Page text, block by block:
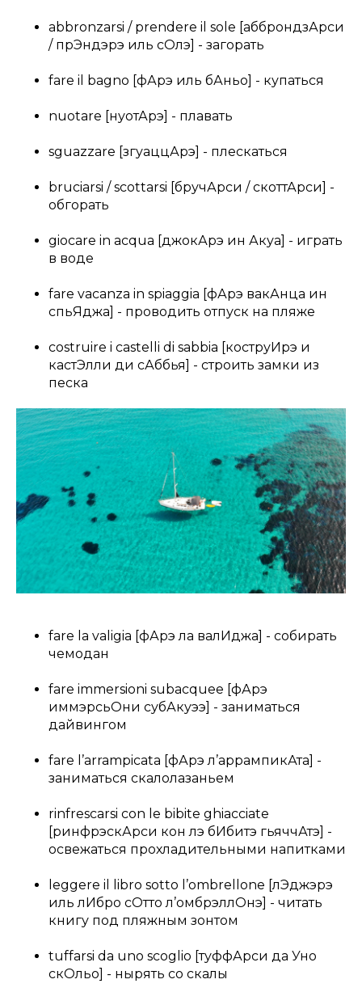
abbronzarsi / prendere il sole [абброндзАрси
/ прЭндэрэ иль сОлэ] - загорать
fare il bagno [фАрэ иль бАньо] - купаться
nuotare [нуотАрэ] - плавать
sguazzare [згуаццАрэ] - плескаться
bruciarsi / scottarsi [бручАрси / скоттАрси] -
обгорать
giocare in acqua [джокАрэ ин Акуа] - играть
в воде
fare vacanza in spiaggia [фАрэ вакАнца ин
спьЯджа] - проводить отпуск на пляже
costruire i castelli di sabbia [коструИрэ и
кастЭлли ди сАббья] - строить замки из
песка
fare la valigia [фАрэ ла валИджа] - собирать
чемодан
fare immersioni subacquee [фАрэ
иммэрсьОни субАкуээ] - заниматься
дайвингом
fare l’arrampicata [фАрэ л’аррампикАта] -
заниматься скалолазаньем
rinfrescarsi con le bibite ghiacciate
[ринфрэскАрси кон лэ бИбитэ гьяччАтэ] -
освежаться прохладительными напитками
leggere il libro sotto l’ombrellone [лЭджэрэ
иль лИбро сОтто л’омбрэллОнэ] - читать
книгу под пляжным зонтом
tuffarsi da uno scoglio [туффАрси да Уно
скОльо] - нырять со скалы